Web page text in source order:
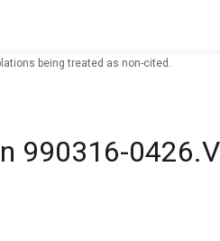
being treated as non-cited.
990316-